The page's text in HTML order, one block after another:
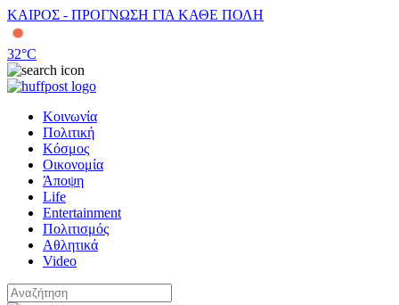
ΚΑΙΡΟΣ - ΠΡΟΓΝΩΣΗ ΓΙΑ ΚΑΘΕ ΠΟΛΗ
32°C
Κοινωνία
Πολιτική
Κόσμος
Οικονομία
Άποψη
Life
Entertainment
Πολιτισμός
Αθλητικά
Video